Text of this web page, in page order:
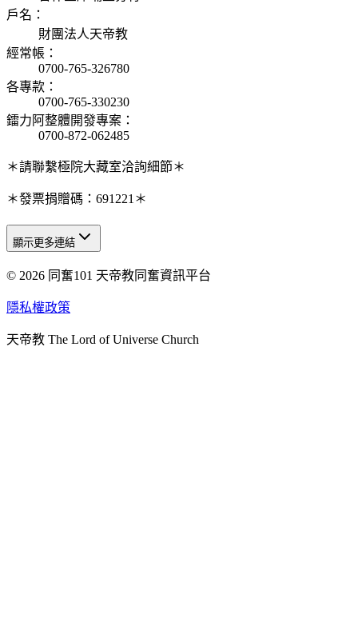
戶名 ：
財團法人天帝教
經常帳 ：
0700-765-326780
各專款 ：
0700-765-330230
鐳力阿整體開發專案 ：
0700-872-062485
＊請聯繫極院大藏室洽詢細節＊
＊發票捐贈碼：691221＊
天人研究總院
天人研究學院
天人炁功院
顯示更多連結
© 2026 同奮101 天帝教同奮資訊平台
隱私權政策
天帝教 The Lord of Universe Church